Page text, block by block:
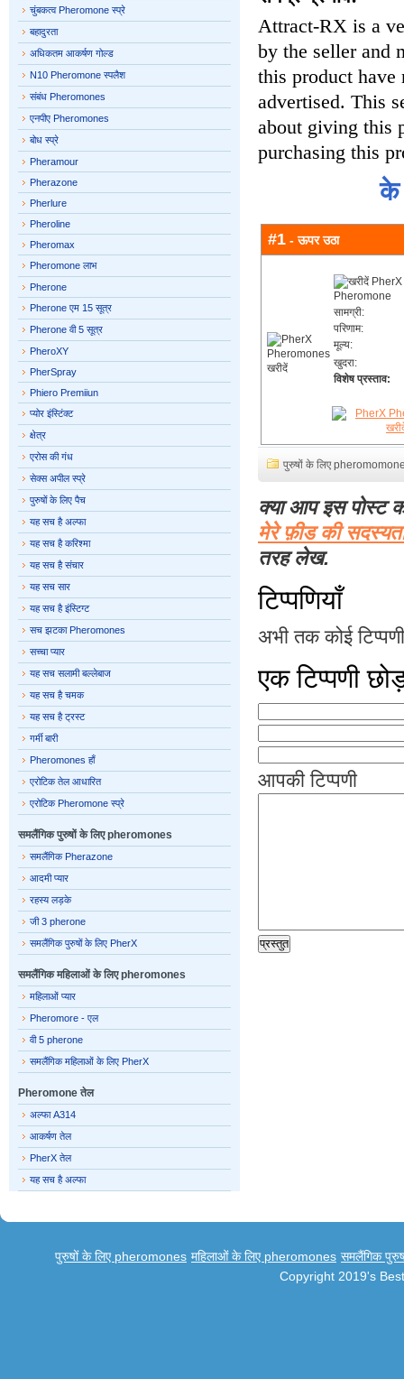
Attract-RX is a
by the seller and
this product have
advertised. This
about giving this
purchasing this
के
#1 - ऊपर उठा
सामग्री:
परिणाम:
मूल्य:
खुदरा:
विशेष प्रस्ताव:
पुरुषों के लिए
क्या आप इस पोस्ट
मेरे फ़ीड की
तरह लेख.
टिप्पणियाँ
अभी तक कोई
एक टिप्पणी
आपकी टिप्पणी
चुंबकत्व Pheromone स्प्रे
बहादुरता
अधिकतम आकर्षण गोल्ड
N10 Pheromone स्पलैश
संबंध Pheromones
एनपीए Pheromones
बोध स्प्रे
Pheramour
Pherazone
Pherlure
Pheroline
Pheromax
Pheromone लाभ
Pherone
Pherone एम 15 सूत्र
Pherone वी 5 सूत्र
PheroXY
PherSpray
Phiero Premiiun
प्योर इंस्टिंक्ट
क्षेत्र
एरोस की गंध
सेक्स अपील स्प्रे
पुरुषों के लिए पैच
यह सच है अल्फा
यह सच है करिश्मा
यह सच है संचार
यह सच सार
यह सच है इंस्टिग्ट
सच झटका Pheromones
सच्चा प्यार
यह सच सलामी बल्लेबाज
यह सच है चमक
यह सच है ट्रस्ट
गर्मी बारी
Pheromones हाँ
एरोटिक तेल आधारित
एरोटिक Pheromone स्प्रे
समलैंगिक पुरुषों के लिए pheromones
समलैंगिक Pherazone
आदमी प्यार
रहस्य लड़के
जी 3 pherone
समलैंगिक पुरुषों के लिए PherX
समलैंगिक महिलाओं के लिए pheromones
महिलाओं प्यार
Pheromore - एल
वी 5 pherone
समलैंगिक महिलाओं के लिए PherX
Pheromone तेल
अल्फा A314
आकर्षण तेल
PherX तेल
यह सच है अल्फा
पुरुषों के लिए pheromones महिलाओं के लिए pheromones समलैंगिक
Copyright 2019's